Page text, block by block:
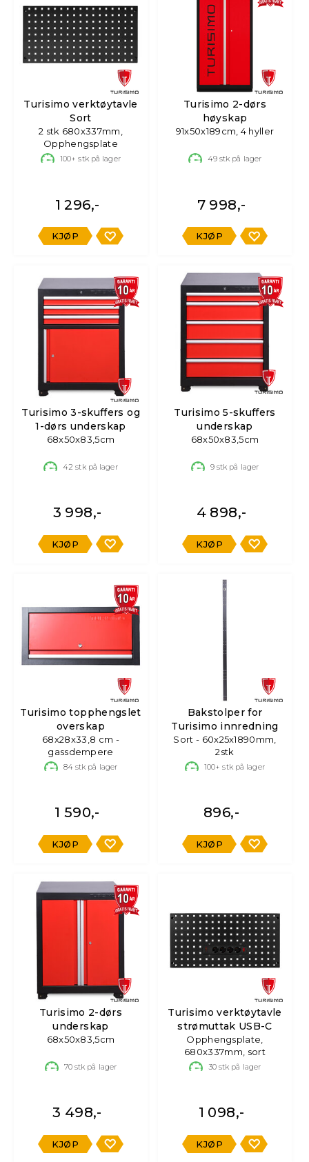
Turisimo verktøytavle
Sort
2 stk 680x337mm,
Opphengsplate
100+ stk på lager
1 296,-
KJØP
Turisimo 2-dørs
høyskap
91x50x189cm, 4 hyller
49stk på lager
7 998,-
KJØP
Turisimo 3-skuffers og
1-dørs underskap
68x50x83,5cm
42 stk på lager
3 998,-
KJØP
Turisimo 5-skuffers
underskap
68x50x83,5cm
9stk på lager
4 898,-
KJØP
Turisimo topphengslet
overskap
68x28x33,8 cm -
gassdempere
84stk på lager
1 590,-
KJØP
Bakstolper for
Turisimo innredning
Sort - 60x25x1890mm,
2stk
100+ stk på lager
896,-
KJØP
Turisimo 2-dørs
underskap
68x50x83,5cm
70stk på lager
3 498,-
KJØP
Turisimo verktøytavle
strømuttak USB-C
Opphengsplate,
680x337mm, sort
30stk på lager
1 098,-
KJØP